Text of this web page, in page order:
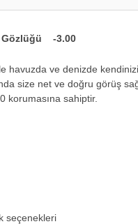
Gözlüğü -3.00
havuzda ve denizde
size net ve doğru görüş
korumasına sahiptir.
seçenekleri